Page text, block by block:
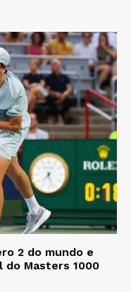
2 do mundo e
do Masters 1000